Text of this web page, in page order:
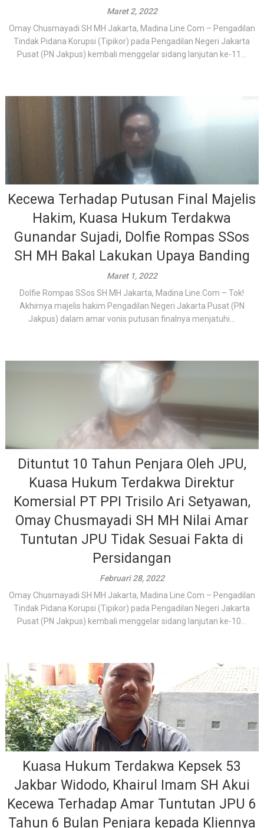
Maret 2, 2022
Omay Chusmayadi SH MH Jakarta, Madina Line.Com – Pengadilan
Tindak Pidana Korupsi (Tipikor) pada Pengadilan Negeri Jakarta
Pusat (PN Jakpus) kembali menggelar sidang lanjutan ke-11...
Kecewa Terhadap Putusan Final Majelis
Hakim, Kuasa Hukum Terdakwa
Gunandar Sujadi, Dolfie Rompas SSos
SH MH Bakal Lakukan Upaya Banding
Maret 1, 2022
Dolfie Rompas SSos SH MH Jakarta, Madina Line.Com – Tok!
Akhirnya majelis hakim Pengadilan Negeri Jakarta Pusat (PN
Jakpus) dalam amar vonis putusan finalnya menjatuhi...
Dituntut 10 Tahun Penjara Oleh JPU,
Kuasa Hukum Terdakwa Direktur
Komersial PT PPI Trisilo Ari Setyawan,
Omay Chusmayadi SH MH Nilai Amar
Tuntutan JPU Tidak Sesuai Fakta di
Persidangan
Februari 28, 2022
Omay Chusmayadi SH MH Jakarta, Madina Line.Com – Pengadilan
Tindak Pidana Korupsi (Tipikor) pada Pengadilan Negeri Jakarta
Pusat (PN Jakpus) kembali menggelar sidang lanjutan ke-10...
Kuasa Hukum Terdakwa Kepsek 53
Jakbar Widodo, Khairul Imam SH Akui
Kecewa Terhadap Amar Tuntutan JPU 6
Tahun 6 Bulan Penjara kepada Kliennya